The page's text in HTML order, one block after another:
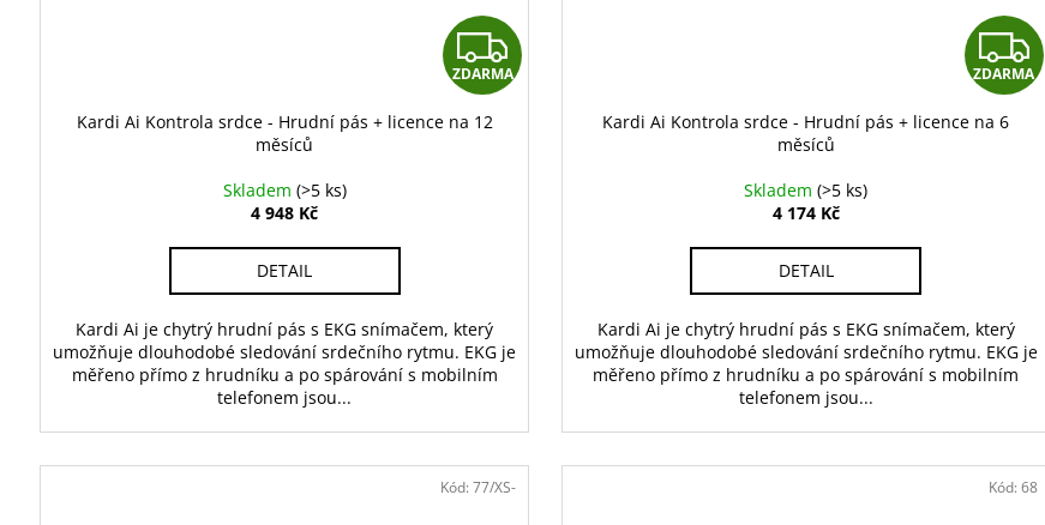
Z
D
ZDARMA
Kardi Ai Kontrola srdce - Hrudní pás + licence na 12
měsíců
Skladem (>5 ks)
4 948 Kč
DETAIL
Kardi Ai je chytrý hrudní pás s EKG snímačem, který
umožňuje dlouhodobé sledování srdečního rytmu. EKG je
měřeno přímo z hrudníku a po spárování s mobilním
telefonem jsou...
Z
D
ZDARMA
Kardi Ai Kontrola srdce - Hrudní pás + licence na 6
měsíců
Skladem(>5 ks)
4 174 Kč
DETAIL
Kardi Ai je chytrý hrudní pás s EKG snímačem, který
umožňuje dlouhodobé sledování srdečního rytmu. EKG je
měřeno přímo z hrudníku a po spárování s mobilním
telefonem jsou...
Kód:77/XS- Kód: 68